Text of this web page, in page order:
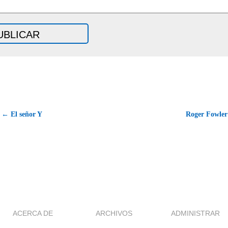
← El señor Y Roger
ACERCA DE ARCHIVOS ADMINISTRAR